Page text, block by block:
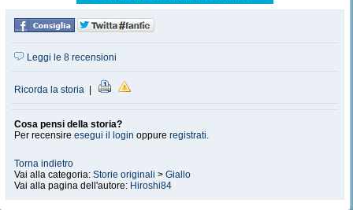
Leggi le 8 recensioni
Ricorda la storia
Cosa pensi della storia?
Per recensire esegui il login oppure registrati.
Torna indietro
Vai alla categoria: Storie originali > Giallo
Vai alla pagina dell'autore: Hiroshi84